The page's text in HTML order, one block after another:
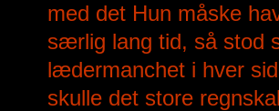
med det Hun måske
særlig lang tid, så stod
lædermanchet i hver
skulle det store